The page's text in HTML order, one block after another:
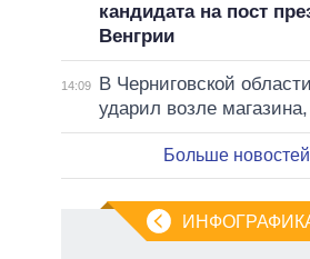
кандидата на пост
Венгрии
14:09
В Черниговской
ударил возле
Больше новостей